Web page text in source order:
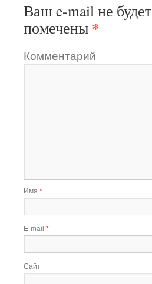
Ваш e-mail не
помечены *
Комментарий
Имя *
E-mail *
Сайт